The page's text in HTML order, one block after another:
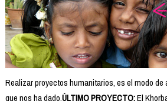
Realizar proyectos humanitarios, es el modo de
que nos ha dado.ÚLTIMO PROYECTO:El